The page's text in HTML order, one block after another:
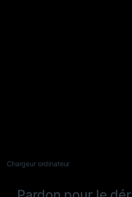
Chargeur ordinateur